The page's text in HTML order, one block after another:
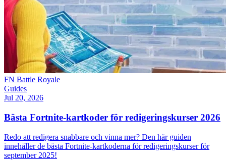
FN Battle Royale
Guides
Jul 20, 2026
Bästa Fortnite-kartkoder för redigeringskurser 2026
Redo att redigera snabbare och vinna mer? Den här guiden
innehåller de bästa Fortnite-kartkoderna för redigeringskurser för
september 2025!